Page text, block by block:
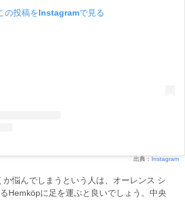
の投稿をInstagramで見る
出典： Instagram
か悩んでしまうという人は、オーレンス シ
Hemköpに足を運ぶと良いでしょう。中央